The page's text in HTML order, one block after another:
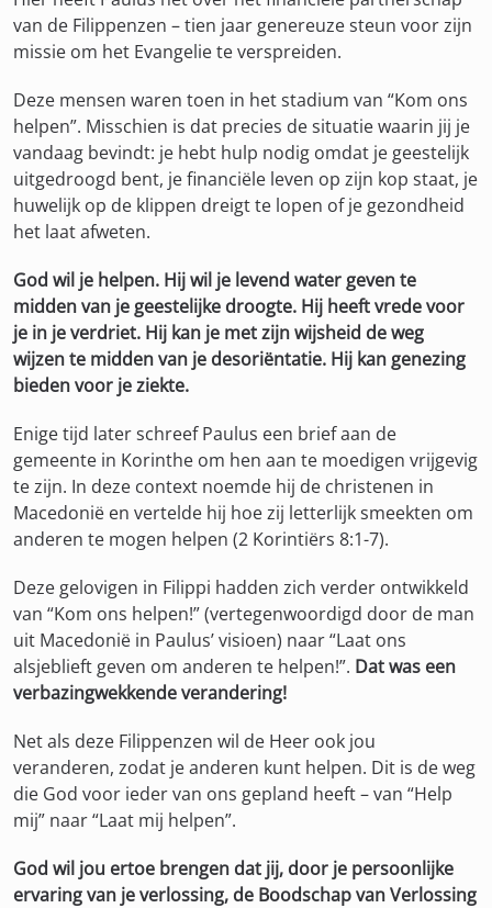
van de Filippenzen – tien jaar genereuze steun voor zijn
missie om het Evangelie te verspreiden.
Deze mensen waren toen in het stadium van “Kom ons
helpen”. Misschien is dat precies de situatie waarin jij je
vandaag bevindt: je hebt hulp nodig omdat je geestelijk
uitgedroogd bent, je financiële leven op zijn kop staat, je
huwelijk op de klippen dreigt te lopen of je gezondheid
het laat afweten.
God wil je helpen. Hij wil je levend water geven te
midden van je geestelijke droogte. Hij heeft vrede voor
je in je verdriet. Hij kan je met zijn wijsheid de weg
wijzen te midden van je desoriëntatie. Hij kan genezing
bieden voor je ziekte.
Enige tijd later schreef Paulus een brief aan de
gemeente in Korinthe om hen aan te moedigen vrijgevig
te zijn. In deze context noemde hij de christenen in
Macedonië en vertelde hij hoe zij letterlijk smeekten om
anderen te mogen helpen (2 Korintiërs 8:1-7).
Deze gelovigen in Filippi hadden zich verder ontwikkeld
van “Kom ons helpen!” (vertegenwoordigd door de man
uit Macedonië in Paulus’ visioen) naar “Laat ons
alsjeblieft geven om anderen te helpen!”. Dat was een
verbazingwekkende verandering!
Net als deze Filippenzen wil de Heer ook jou
veranderen, zodat je anderen kunt helpen. Dit is de weg
die God voor ieder van ons gepland heeft – van “Help
mij” naar “Laat mij helpen”.
God wil jou ertoe brengen dat jij, door je persoonlijke
ervaring van je verlossing, de Boodschap van Verlossing